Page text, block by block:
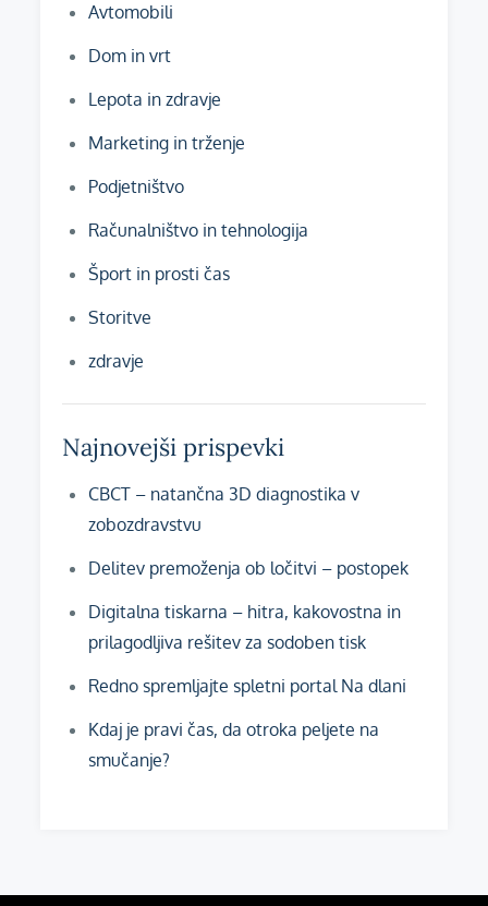
Avtomobili
Dom in vrt
Lepota in zdravje
Marketing in trženje
Podjetništvo
Računalništvo in tehnologija
Šport in prosti čas
Storitve
zdravje
Najnovejši prispevki
CBCT – natančna 3D diagnostika v
zobozdravstvu
Delitev premoženja ob ločitvi – postopek
Digitalna tiskarna – hitra, kakovostna in
prilagodljiva rešitev za sodoben tisk
Redno spremljajte spletni portal Na dlani
Kdaj je pravi čas, da otroka peljete na
smučanje?